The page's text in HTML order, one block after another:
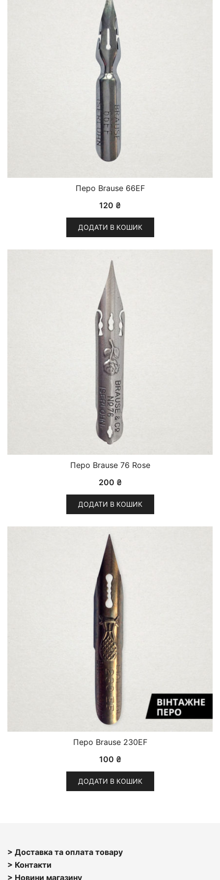
Перо Brause 66EF
120 ₴
ДОДАТИ В КОШИК
Перо Brause 76 Rose
200 ₴
ДОДАТИ В КОШИК
Перо Brause 230EF
100 ₴
ДОДАТИ В КОШИК
> Доставка та оплата товару
> Контакти
> Новини магазину